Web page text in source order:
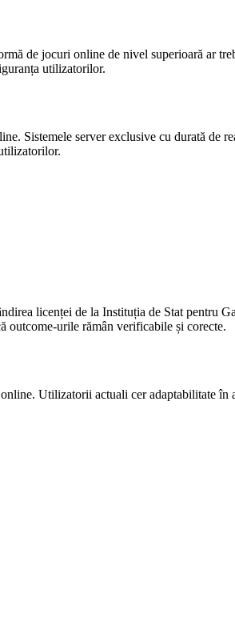
de jocuri online de nivel superioară ar
utilizatorilor.
Sistemele server exclusive cu durată de
licenței de la Instituția de Stat pentru
outcome-urile rămân verificabile și corecte.
Utilizatorii actuali cer adaptabilitate în